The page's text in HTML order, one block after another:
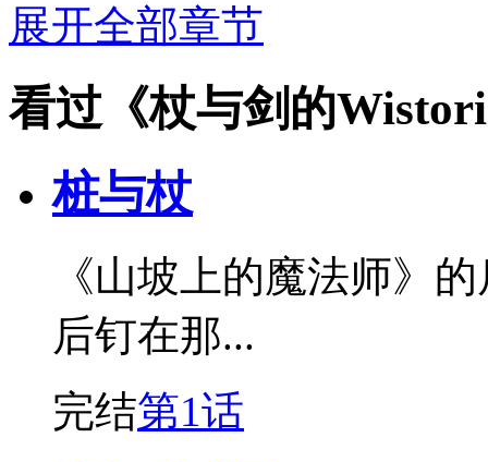
展开全部章节
看过《杖与剑的
桩与杖
《山坡上的魔法师》
后钉在那...
完结第1话